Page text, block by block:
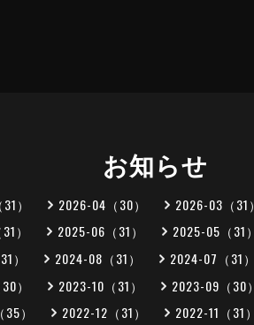
お知らせ
） 2026-04（30） 2026-03（31）
） 2025-06（31） 2025-05（31）
） 2024-08（31） 2024-07（31）
） 2023-10（31） 2023-09（30）
） 2022-12（31） 2022-11（31）